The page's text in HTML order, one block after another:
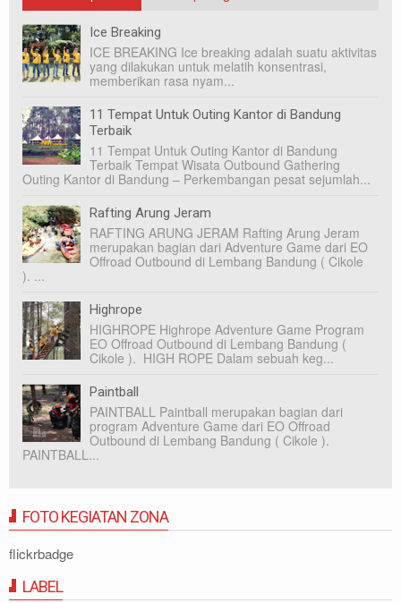
Ice Breaking
ICE BREAKING Ice breaking adalah suatu aktivitas
yang dilakukan untuk melatih konsentrasi,
memberikan rasa nyam...
11 Tempat Untuk Outing Kantor di Bandung
Terbaik
11 Tempat Untuk Outing Kantor di Bandung
Terbaik Tempat Wisata Outbound Gathering
Outing Kantor di Bandung – Perkembangan pesat sejumlah...
Rafting Arung Jeram
RAFTING ARUNG JERAM Rafting Arung Jeram
merupakan bagian dari Adventure Game dari EO
Offroad Outbound di Lembang Bandung ( Cikole
). ...
Highrope
HIGHROPE Highrope Adventure Game Program
EO Offroad Outbound di Lembang Bandung (
Cikole ). HIGH ROPE Dalam sebuah keg...
Paintball
PAINTBALL Paintball merupakan bagian dari
program Adventure Game dari EO Offroad
Outbound di Lembang Bandung ( Cikole ).
PAINTBALL...
FOTO KEGIATAN ZONA
flickrbadge
LABEL